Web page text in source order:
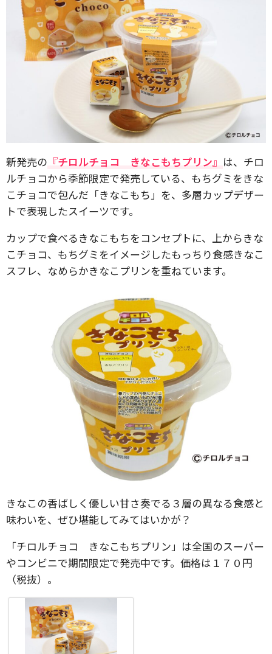
新発売の 『チロルチョコ きなこもちプリン』 は、チロ
ルチョコから季節限定で発売している、もちグミをきな
こチョコで包んだ「きなこもち」を、多層カップデザー
トで表現したスイーツです。
カップで食べるきなこもちをコンセプトに、上からきな
こチョコ、もちグミをイメージしたもっちり食感きなこ
スフレ、なめらかきなこプリンを重ねています。
きなこの香ばしく優しい甘さ奏でる３層の異なる食感と
味わいを、ぜひ堪能してみてはいかが？
「チロルチョコ きなこもちプリン」は全国のスーパー
やコンビニで期間限定で発売中です。価格は１７０円
（税抜）。